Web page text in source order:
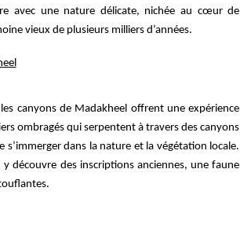
avec une nature délicate, nichée au cœur de
vieux de plusieurs milliers d’années.
canyons de Madakheel offrent une expérience
ombragés qui serpentent à travers des canyons
dans la nature et la végétation locale.
découvre des inscriptions anciennes, une faune